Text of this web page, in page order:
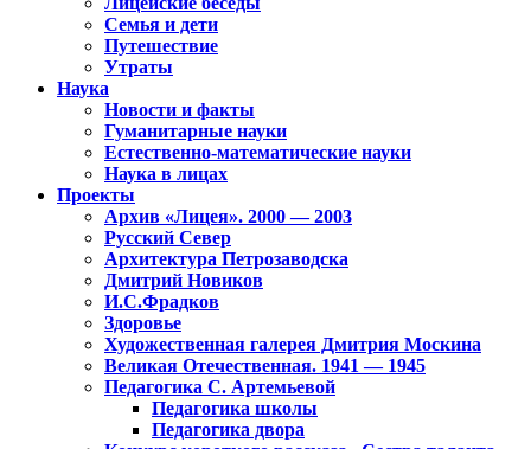
Семья и дети
Путешествие
Утраты
Наука
Новости и факты
Гуманитарные науки
Естественно-математические науки
Наука в лицах
Проекты
Архив «Лицея». 2000 — 2003
Русский Север
Архитектура Петрозаводска
Дмитрий Новиков
И.С.Фрадков
Здоровье
Художественная галерея Дмитрия Москина
Великая Отечественная. 1941 — 1945
Педагогика С. Артемьевой
Педагогика школы
Педагогика двора